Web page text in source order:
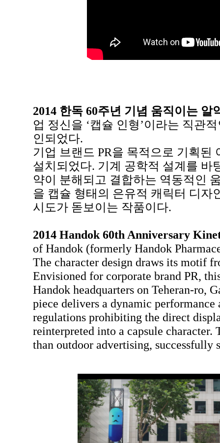
2014 한독 60주년 기념 움직이는 알
업 정신을 ‘캡슐 인형’이라는 직관
인되었다.
기업 브랜드 PR을 목적으로 기획된
설치되었다. 기계 공학적 설계를 바
약이 분해되고 결합하는 역동적인
을 캡슐 형태의 은유적 캐릭터 디자
시도가 돋보이는 작품이다.
2014 Handok 60th Anniversary
of Handok (formerly Handok
The character design draws its motif
Envisioned for corporate brand PR,
Handok headquarters on Teheran-ro,
piece delivers a dynamic
regulations prohibiting the direct
reinterpreted into a capsule
than outdoor advertising,